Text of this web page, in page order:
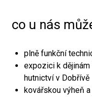
co u nás
plně funkční
expozici k
hutnictví v Dobřívě
kovářskou výheň